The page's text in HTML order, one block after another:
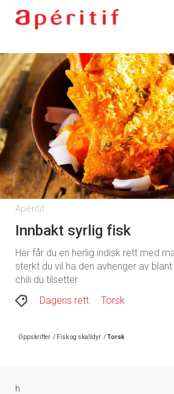
Apéritif
Innbakt syrlig fisk
Her får du en herlig indisk rett med
sterkt du vil ha den avhenger av
chili du tilsetter.
Dagens rett
Torsk
Oppskrifter / Fisk og skalldyr /Torsk
h